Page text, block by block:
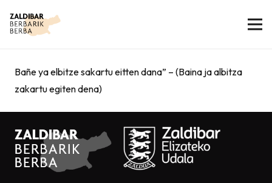
Bañe ya elbitze sakartu eitten dana” – (Baina ja albitza
zakartu egiten dena)